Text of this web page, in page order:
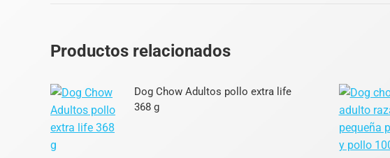
Productos relacionados
Dog Chow Adultos pollo extra life
368 g